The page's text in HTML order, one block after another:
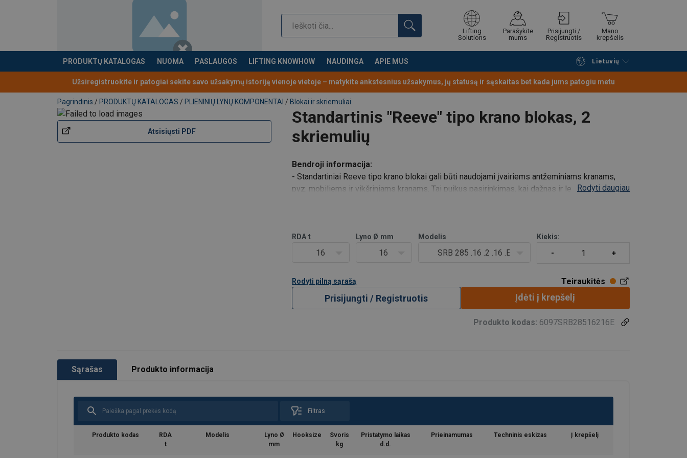
Lifting
Solutions
Parašykite
mums
Prisijungti /
Registruotis
Mano
krepšelis
PRODUKTŲ KATALOGAS NUOMA PASLAUGOS LIFTING KNOWHOW NAUDINGA APIE MUS Lietuvių
Produktas buvo pridėtas prie jūsų užklausos Tęsti naršymą Tęsti pirkimą
Užsiregistruokite ir patogiai sekite savo užsakymų istoriją vienoje vietoje – matykite ankstesnius užsakymus, jų statusą ir sąskaitas bet kada jums patogiu metu
Pagrindinis / PRODUKTŲ KATALOGAS / PLIENINIŲ LYNŲ KOMPONENTAI / Blokai ir skriemuliai
Standartinis "Reeve" tipo krano blokas, 2
skriemulių
Atsisiųsti PDF
Bendroji informacija:
- Standartiniai Reeve tipo krano blokai gali būti naudojami įvairiems antžeminiams kranams,
pvz. mobiliems ir vikšriniams kranams. Tai puikus pasirinkimas, kai dažnas ir lengvas bloko
Rodyti daugiau
RDA t
16
Lyno Ø mm
16
Modelis
SRB 285 .16 .2 .16 .E
Kiekis:
Rodyti pilną sąrašą Teiraukitės
Prisijungti / Registruotis Įdėti į krepšelį
Produkto kodas: 6097SRB28516216E
Sąrašas Produkto informacija
Filtras
Produkto kodas
RDA
t
Modelis
Lyno Ø
mm
Hooksize
Svoris
kg
Pristatymo laikas
d.d.
Prieinamumas Techninis eskizas Į krepšelį